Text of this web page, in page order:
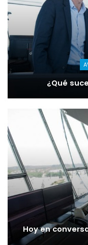
¿Qué
Hoy en